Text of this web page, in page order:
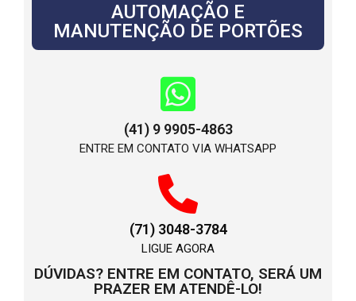
AUTOMAÇÃO E
MANUTENÇÃO DE PORTÕES
(41) 9 9905-4863
ENTRE EM CONTATO VIA WHATSAPP
(71) 3048-3784
LIGUE AGORA
DÚVIDAS? ENTRE EM CONTATO, SERÁ UM
PRAZER EM ATENDÊ-LO!